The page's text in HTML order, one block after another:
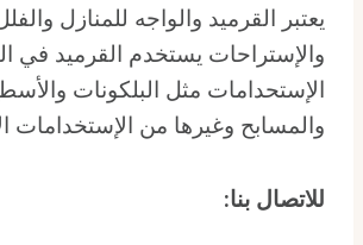
يعتبر القرميد والواجه للمنازل
والإستراحات يستخدم القرميد في
الإستحدامات مثل البلكونات
والمسابح وغيرها من الإستخدامات
للاتصال بنا: